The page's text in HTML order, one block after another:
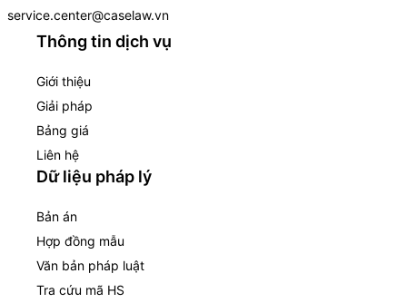
service.center@caselaw.vn
Thông tin dịch vụ
Giới thiệu
Giải pháp
Bảng giá
Liên hệ
Dữ liệu pháp lý
Bản án
Hợp đồng mẫu
Văn bản pháp luật
Tra cứu mã HS